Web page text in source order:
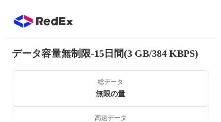
データ容量無制限-15日間(3 GB/384 KBPS)
総データ
無限の量
高速データ